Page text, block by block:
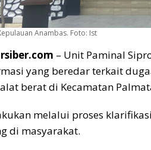
Anambas. Foto: Ist
– Unit Paminal
yang beredar terkait
berat di Kecamatan
melalui proses
di masyarakat.